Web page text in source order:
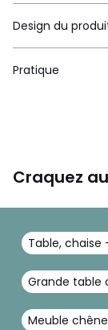
Design du
Pratique
Craquez
Table, chaise
Grande table
Meuble